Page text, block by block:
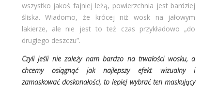
wszystko jakoś fajniej leżą, powierzchnia jest bardziej
śliska. Wiadomo, że krócej niż wosk na jałowym
lakierze, ale nie jest to też czas przykładowo „do
drugiego deszczu”.
Czyli jeśli nie zależy nam bardzo na trwałości wosku, a
chcemy osiągnąć jak najlepszy efekt wizualny i
zamaskować doskonałości, to lepiej wybrać ten maskujący